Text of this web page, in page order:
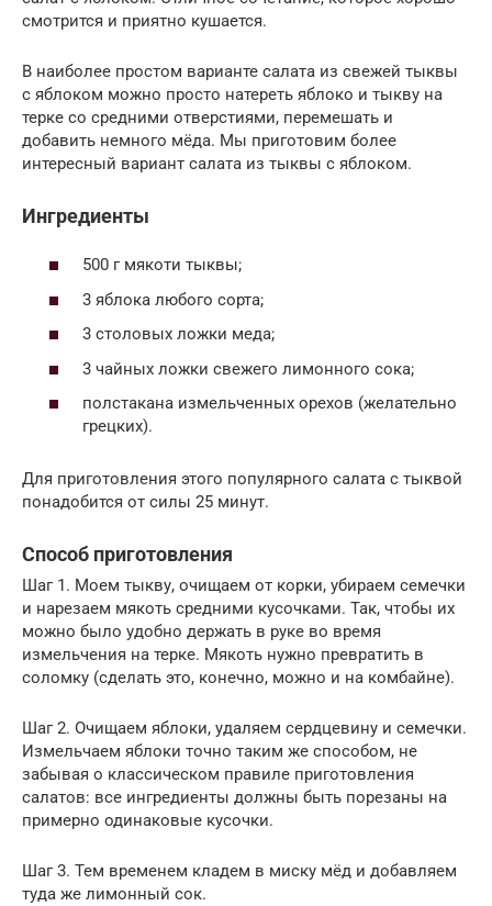
смотрится и приятно кушается.
В наиболее простом варианте салата из свежей тыквы
с яблоком можно просто натереть яблоко и тыкву на
терке со средними отверстиями, перемешать и
добавить немного мёда. Мы приготовим более
интересный вариант салата из тыквы с яблоком.
Ингредиенты
500 г мякоти тыквы;
3 яблока любого сорта;
3 столовых ложки меда;
3 чайных ложки свежего лимонного сока;
полстакана измельченных орехов (желательно
грецких).
Для приготовления этого популярного салата с тыквой
понадобится от силы 25 минут.
Способ приготовления
Шаг 1. Моем тыкву, очищаем от корки, убираем семечки
и нарезаем мякоть средними кусочками. Так, чтобы их
можно было удобно держать в руке во время
измельчения на терке. Мякоть нужно превратить в
соломку (сделать это, конечно, можно и на комбайне).
Шаг 2. Очищаем яблоки, удаляем сердцевину и семечки.
Измельчаем яблоки точно таким же способом, не
забывая о классическом правиле приготовления
салатов: все ингредиенты должны быть порезаны на
примерно одинаковые кусочки.
Шаг 3. Тем временем кладем в миску мёд и добавляем
туда же лимонный сок.